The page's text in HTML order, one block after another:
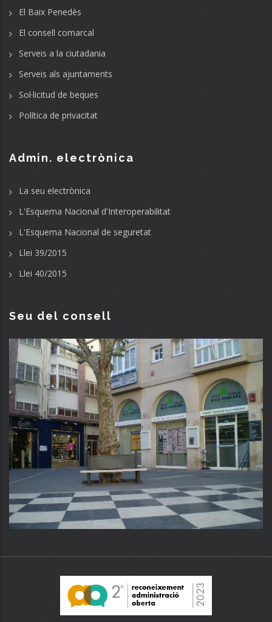
El Baix Penedès
El consell comarcal
Serveis a la ciutadania
Serveis als ajuntaments
Sol·licitud de beques
Política de privacitat
Admin. electrònica
La seu electrònica
L'Esquema Nacional d'Interoperabilitat
L'Esquema Nacional de seguretat
Llei 39/2015
Llei 40/2015
Seu del consell